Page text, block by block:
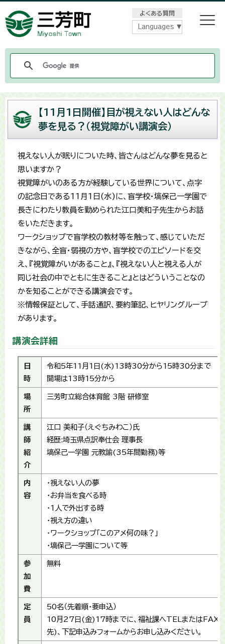
よくある質問
Languages
【11月1日開催】目が視えない人はどんな
夢を見る？（視覚障がい講演会）
視えない人が眠りについた時、皆さんはどんな夢を見ると
思いますか？
視覚障がいのある方が経験している世界について、点字
の記念日である11月1日(水)に、盲学校・塙保己一学園で
長きにわたり教員を勤められた江口美和子先生からお話
をいただきます。
ワークショップで盲学校の教材等を触って、感じていただ
きながら、全盲・弱視の方や、盲学校でのエピソードを交
え、『視覚障がいがあること』、『視えない人と視える人が
同じ社会の中でともに生きること』とはどういうことなの
かを知ることができる講演会です。
​※情報保証として、手話通訳、要約筆記、ヒヤリングループ
があります。
講演会詳細
日
時
令和5年11月1日(水)13時30分から15時30分まで
開場は13時15分から
場
所
三芳町立総合体育館 3階 研修室
講
師
紹
介
江口 美和子（えぐちみわこ）氏
経歴:埼玉県点訳奉仕会 理事長
塙保己一学園 元教諭(35年間勤務)等
内
容
・視えない人の夢
・お弁当を食べる時
・1人で外出する時
・視え方の違い
・ワークショップ「このアメ何の味？」
・塙保己一学園について等
参
加
費
無料
定
員
50名（先着順・要申込）
10月27日(金)17時までに、福祉課へTELまたはFAX(
先)、下記申込みフォームからお申し込みください。